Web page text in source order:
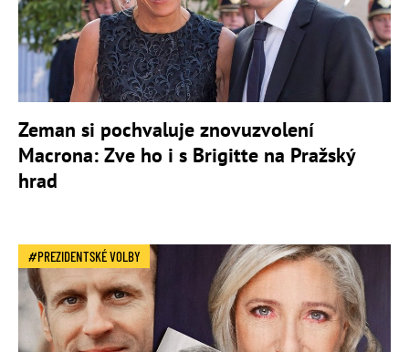
Zeman si pochvaluje znovuzvolení
Macrona: Zve ho i s Brigitte na Pražský
hrad
PREZIDENTSKÉ VOLBY